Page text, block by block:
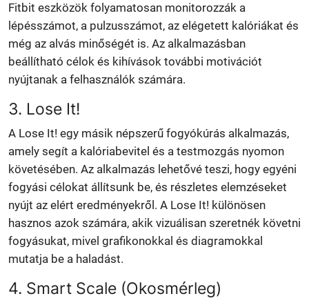
Fitbit eszközök folyamatosan monitorozzák a
lépésszámot, a pulzusszámot, az elégetett kalóriákat és
még az alvás minőségét is. Az alkalmazásban
beállítható célok és kihívások további motivációt
nyújtanak a felhasználók számára.
3. Lose It!
A Lose It! egy másik népszerű fogyókúrás alkalmazás,
amely segít a kalóriabevitel és a testmozgás nyomon
követésében. Az alkalmazás lehetővé teszi, hogy egyéni
fogyási célokat állítsunk be, és részletes elemzéseket
nyújt az elért eredményekről. A Lose It! különösen
hasznos azok számára, akik vizuálisan szeretnék követni
fogyásukat, mivel grafikonokkal és diagramokkal
mutatja be a haladást.
4. Smart Scale (Okosmérleg)